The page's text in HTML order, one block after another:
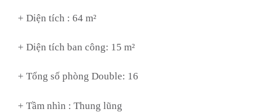
+ Diện tích : 64 m²
+ Diện tích ban công: 15 m²
+ Tổng số phòng Double: 16
+ Tầm nhìn : Thung lũng